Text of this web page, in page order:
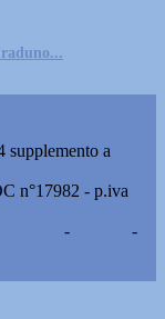
a
n°17982 - p.iva
-
-